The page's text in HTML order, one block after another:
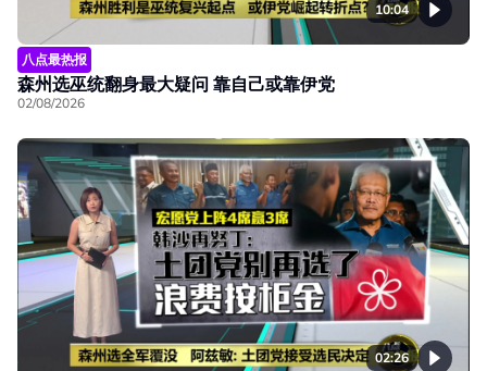
10:04
八点最热报
森州选巫统翻身最大疑问 靠自己或靠伊党
02/08/2026
02:26